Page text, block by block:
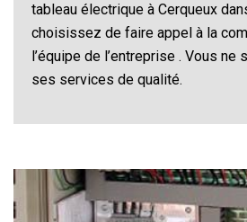
tableau électrique à Cerqueux
choisissez de faire appel à la
l’équipe de l’entreprise . Vous
ses services de qualité.